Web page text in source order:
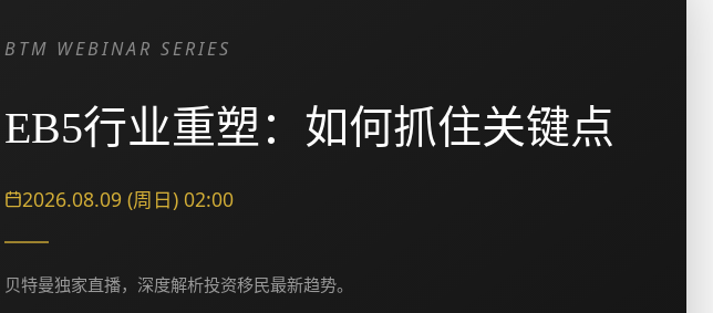
BTM WEBINAR SERIES
EB5行业重塑：如何抓住关键点
2026.08.09 (周日) 02:00
贝特曼独家直播，深度解析投资移民最新趋势。